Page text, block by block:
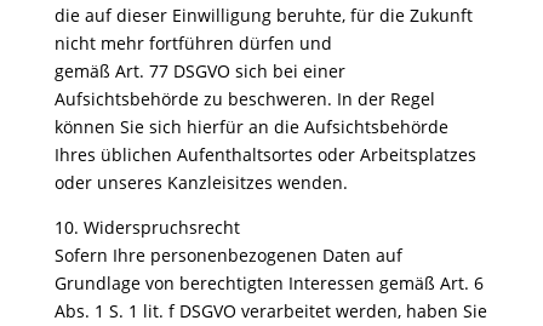
die auf dieser Einwilligung beruhte, für die Zukunft
nicht mehr fortführen dürfen und
gemäß Art. 77 DSGVO sich bei einer
Aufsichtsbehörde zu beschweren. In der Regel
können Sie sich hierfür an die Aufsichtsbehörde
Ihres üblichen Aufenthaltsortes oder Arbeitsplatzes
oder unseres Kanzleisitzes wenden.
10. Widerspruchsrecht
Sofern Ihre personenbezogenen Daten auf
Grundlage von berechtigten Interessen gemäß Art. 6
Abs. 1 S. 1 lit. f DSGVO verarbeitet werden, haben Sie